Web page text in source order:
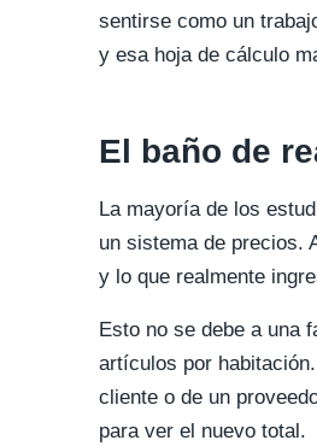
sentirse como un
y esa hoja de cálculo
El baño de
La mayoría de los
un sistema de precios.
y lo que realmente
Esto no se debe a una
artículos por
cliente o de un
para ver el nuevo total.